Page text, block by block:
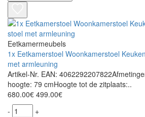
Eetkamermeubels
1x Eetkamerstoel Woonkamerstoel
met armleuning
Artikel-Nr. EAN:
hoogte: 79 cmHoogte tot de zitplaats:..
680.00€ 499.00€
-
+